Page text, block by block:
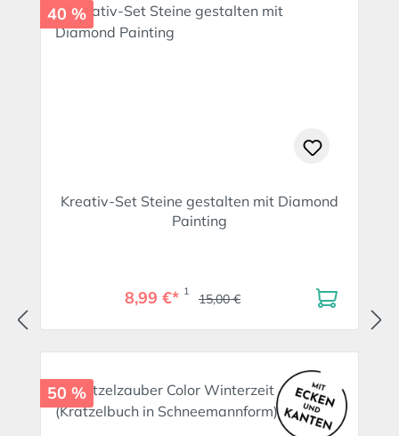
40 %
Kreativ-Set Steine gestalten mit Diamond
Painting
8,99 €* 1 15,00 €
50 %